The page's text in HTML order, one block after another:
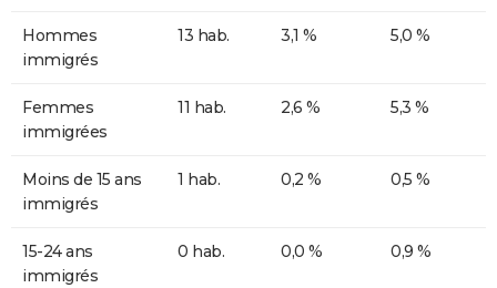
Hommes
immigrés
13 hab. 3,1 % 5,0 %
Femmes
immigrées
11 hab. 2,6 % 5,3 %
Moins de 15 ans
immigrés
1 hab. 0,2 % 0,5 %
15-24 ans
immigrés
0 hab. 0,0 % 0,9 %